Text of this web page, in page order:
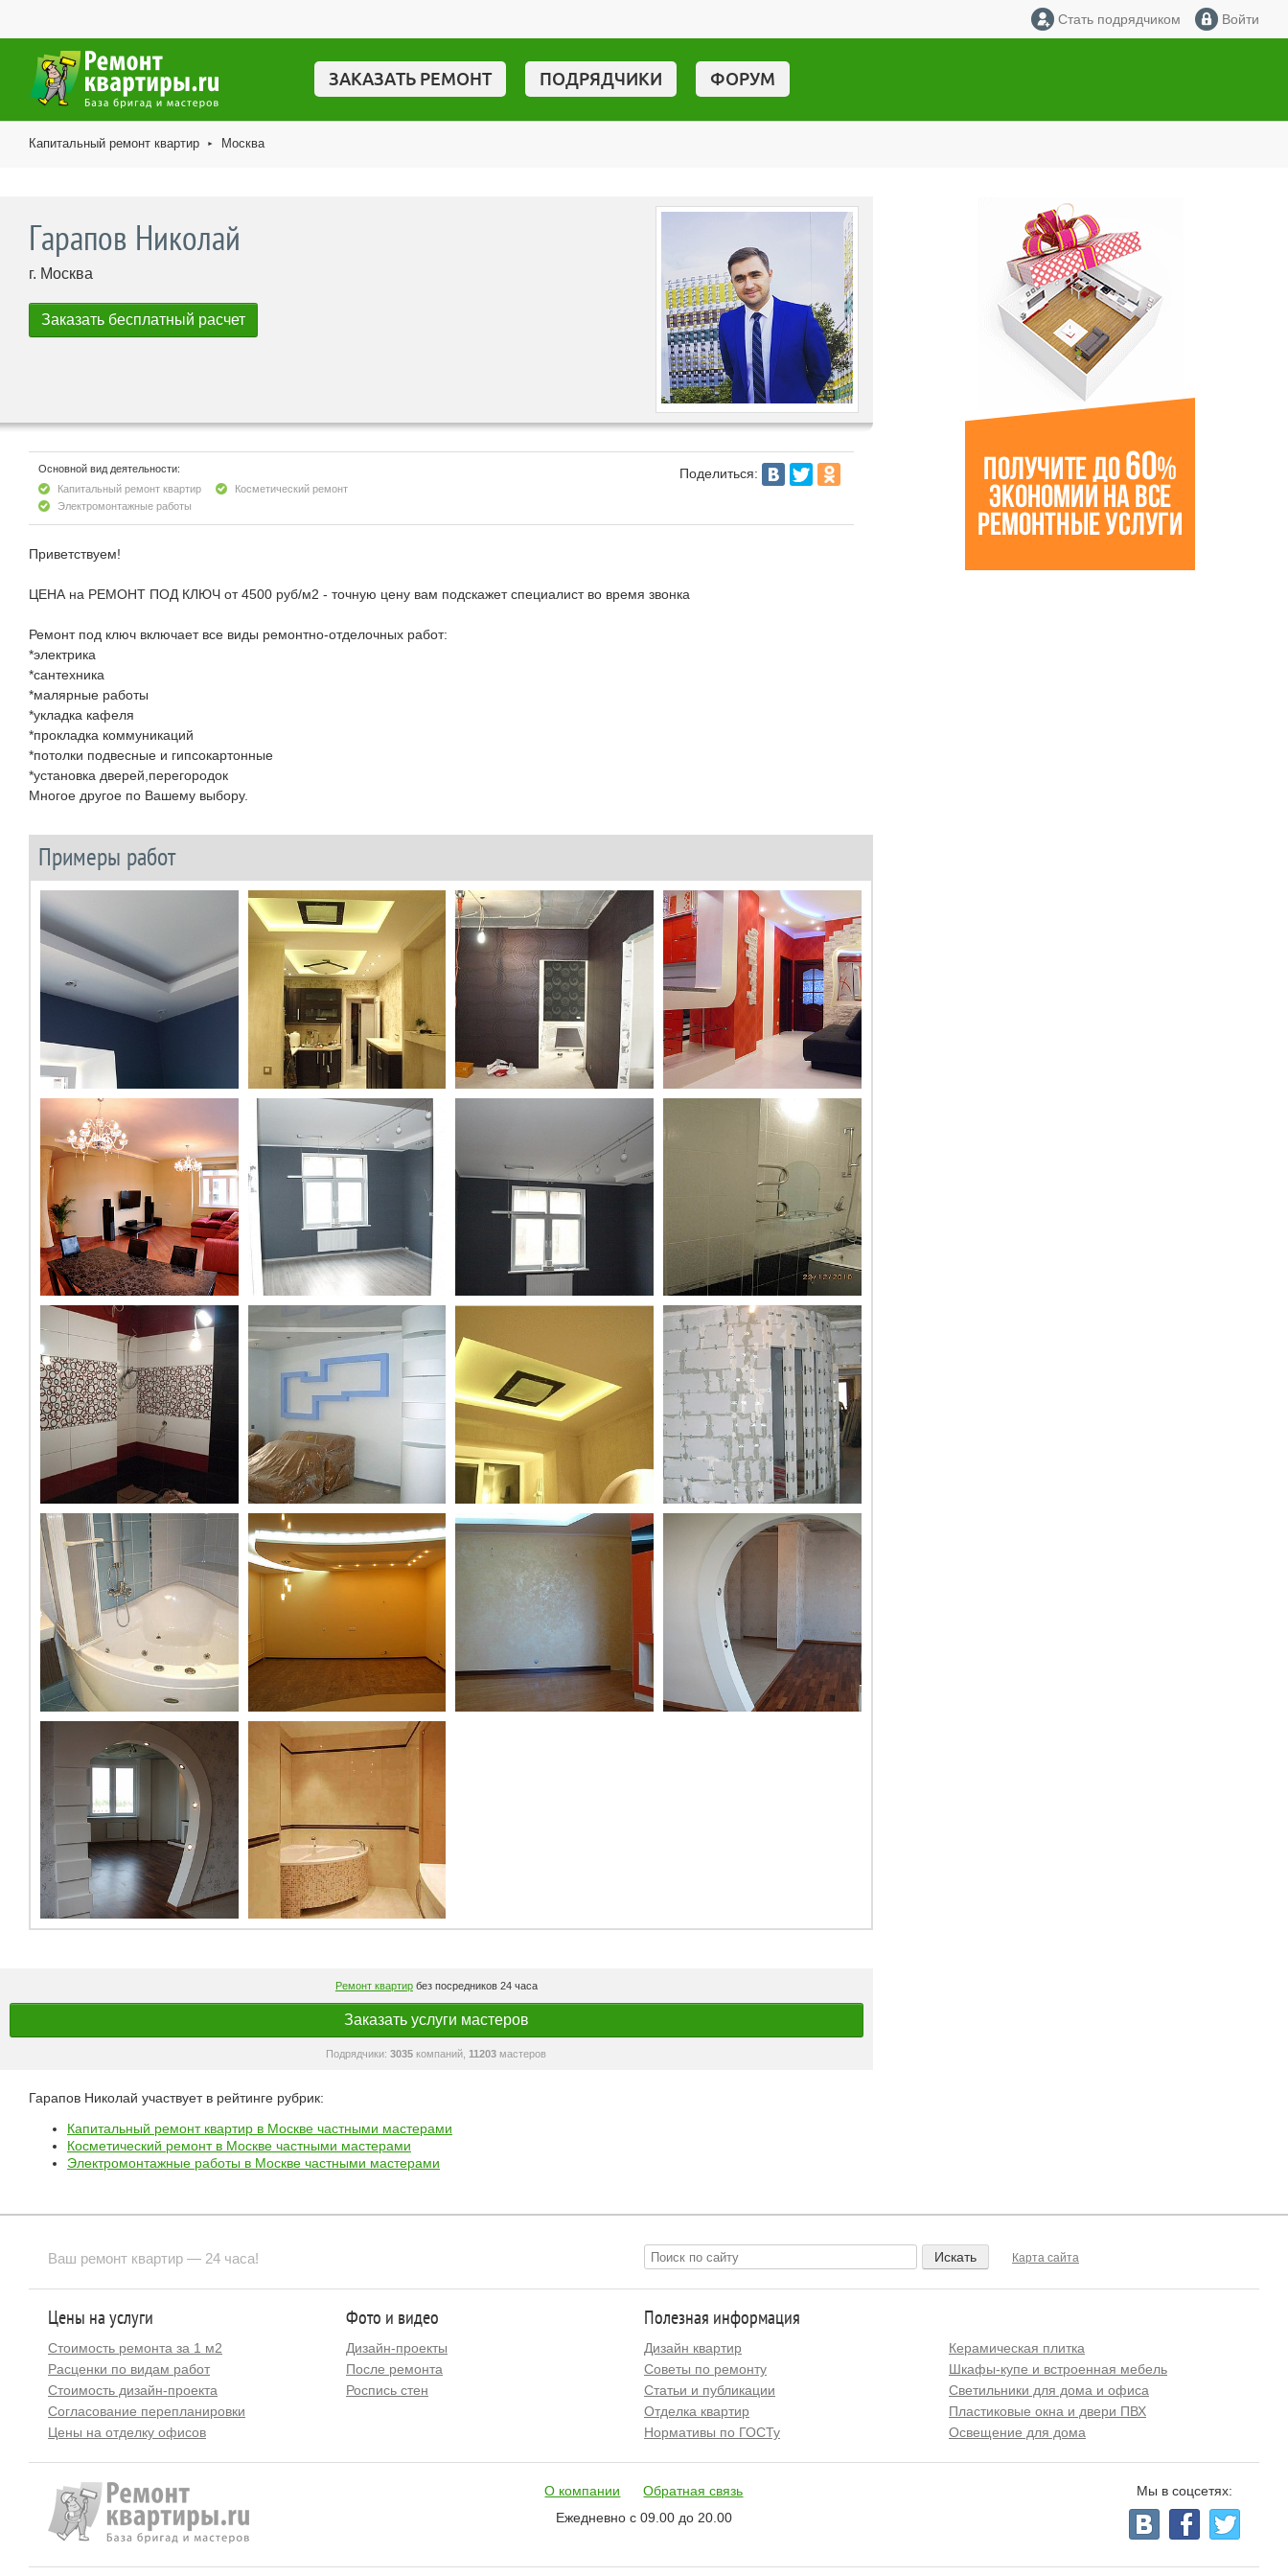
Стать подрядчиком Войти
ЗАКАЗАТЬ РЕМОНТ ПОДРЯДЧИКИ ФОРУМ
Капитальный ремонт квартир ► Москва
Гарапов Николай
г. Москва
Основной вид деятельности:
Капитальный ремонт квартир
Косметический ремонт
Электромонтажные работы
Поделиться:
Приветствуем!
ЦЕНА на РЕМОНТ ПОД КЛЮЧ от 4500 руб/м2 - точную цену вам подскажет специалист во время звонка
Ремонт под ключ включает все виды ремонтно-отделочных работ:
*электрика
*сантехника
*малярные работы
*укладка кафеля
*прокладка коммуникаций
*потолки подвесные и гипсокартонные
*установка дверей,перегородок
Многое другое по Вашему выбору.
Примеры работ
Ремонт квартирбез посредников 24 часа
Заказать услуги мастеров
Подрядчики:3035 компаний,11203 мастеров
Гарапов Николай участвует в рейтинге рубрик:
Капитальный ремонт квартир в Москве частными мастерами
Косметический ремонт в Москве частными мастерами
Электромонтажные работы в Москве частными мастерами
Ваш ремонт квартир — 24 часа! Карта сайта
Цены на услуги
Стоимость ремонта за 1 м2
Расценки по видам работ
Стоимость дизайн-проекта
Согласование перепланировки
Цены на отделку офисов
Фото и видео
Дизайн-проекты
После ремонта
Роспись стен
Полезная информация
Дизайн квартир
Советы по ремонту
Статьи и публикации
Отделка квартир
Нормативы по ГОСТу
Керамическая плитка
Шкафы-купе и встроенная мебель
Светильники для дома и офиса
Пластиковые окна и двери ПВХ
Освещение для дома
О компании
Обратная связь
Ежедневно с 09.00 до 20.00
Мы в соцсетях: